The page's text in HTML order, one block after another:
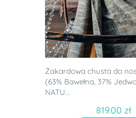
Żakardowa chusta do
(63% Bawełna, 37%
NATU...
819.00 zł